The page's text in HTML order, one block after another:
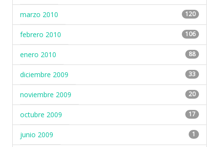
marzo 2010 120
febrero 2010 106
enero 2010 88
diciembre 2009 33
noviembre 2009 20
octubre 2009 17
junio 2009 1